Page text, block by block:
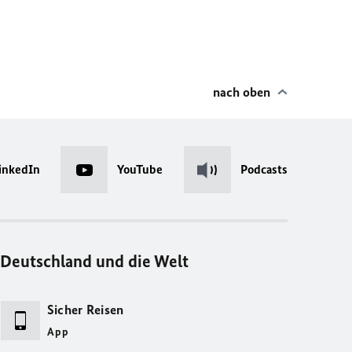
nach oben
YouTube Podcasts
Deutschland und die Welt
Sicher Reisen
App